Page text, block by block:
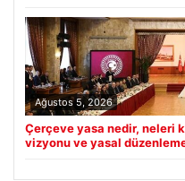
Ağustos 5, 2026
Çerçeve yasa nedir, neleri
vizyonu ve yasal